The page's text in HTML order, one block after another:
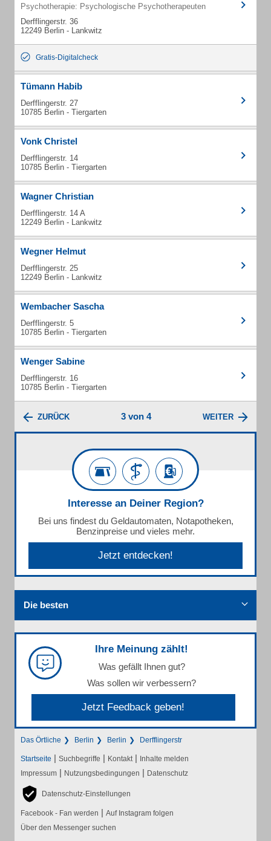
Psychotherapie: Psychologische Psychotherapeuten
Derfflingerstr. 36
12249 Berlin - Lankwitz
Gratis-Digitalcheck
Tümann Habib
Derfflingerstr. 27
10785 Berlin - Tiergarten
Vonk Christel
Derfflingerstr. 14
10785 Berlin - Tiergarten
Wagner Christian
Derfflingerstr. 14 A
12249 Berlin - Lankwitz
Wegner Helmut
Derfflingerstr. 25
12249 Berlin - Lankwitz
Wembacher Sascha
Derfflingerstr. 5
10785 Berlin - Tiergarten
Wenger Sabine
Derfflingerstr. 16
10785 Berlin - Tiergarten
ZURÜCK 3 von 4 WEITER
Interesse an Deiner Region?
Bei uns findest du Geldautomaten, Notapotheken,
Benzinpreise und vieles mehr.
Jetzt entdecken!
Die besten
Ihre Meinung zählt!
Was gefällt Ihnen gut?
Was sollen wir verbessern?
Jetzt Feedback geben!
Das Örtliche Berlin Berlin Derfflingerstr
Startseite | Suchbegriffe | Kontakt | Inhalte melden
Impressum | Nutzungsbedingungen | Datenschutz
Datenschutz-Einstellungen
Facebook - Fan werden | Auf Instagram folgen
Über den Messenger suchen